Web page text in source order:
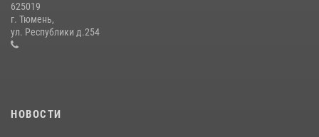
Росгвардейцы в День семьи, любви и верности оказали помощь
жителям Тюмени, оказавшимся в сложной жизненной ситуации
08 июля 2026, 09:38
625019
г. Тюмень,
ул. Республики д.254
НОВОСТИ